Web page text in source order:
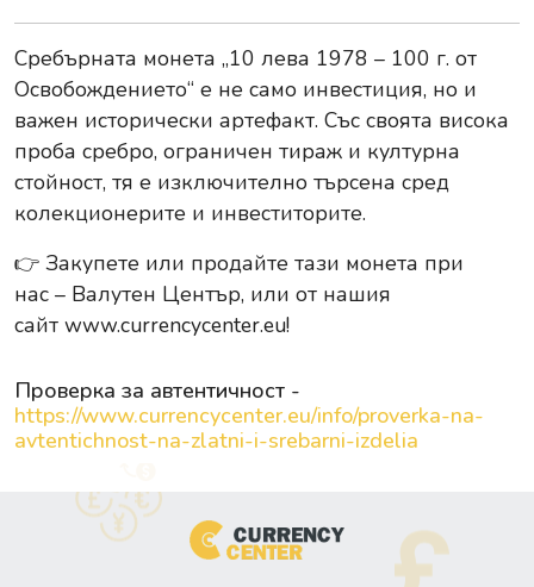
Сребърната монета „10 лева 1978 – 100 г. от
Освобождението“ е не само инвестиция, но и
важен исторически артефакт. Със своята висока
проба сребро, ограничен тираж и културна
стойност, тя е изключително търсена сред
колекционерите и инвеститорите.
👉 Закупете или продайте тази монета при
нас – Валутен Център, или от нашия
сайт www.currencycenter.eu!
Проверка за автентичност -
https://www.currencycenter.eu/info/proverka-na-
avtentichnost-na-zlatni-i-srebarni-izdelia